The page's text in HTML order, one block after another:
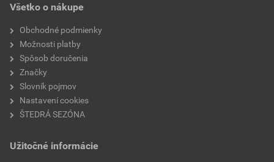
Všetko o nákupe
Obchodné podmienky
Možnosti platby
Spôsob doručenia
Značky
Slovník pojmov
Nastavení cookies
ŠTEDRÁ SEZÓNA
Užitočné informácie